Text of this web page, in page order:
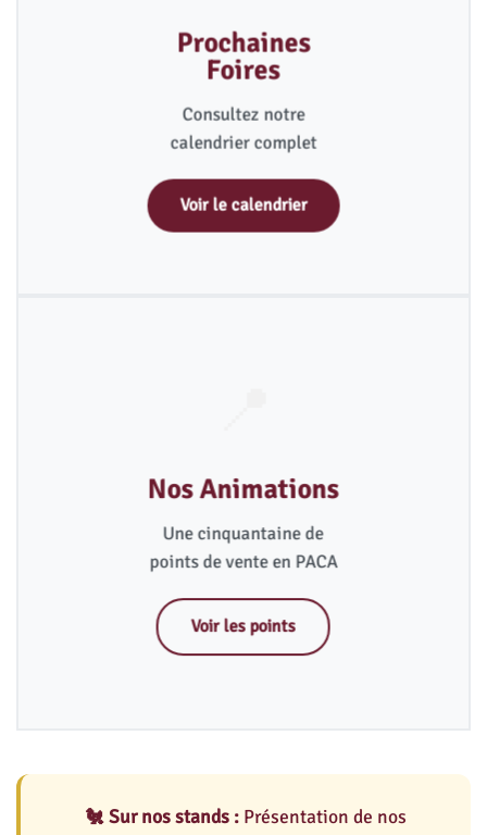
Prochaines
Foires
Consultez notre
calendrier complet
Voir le calendrier
Nos Animations
Une cinquantaine de
points de vente en PACA
Voir les points
🐔 Sur nos stands : Présentation de nos